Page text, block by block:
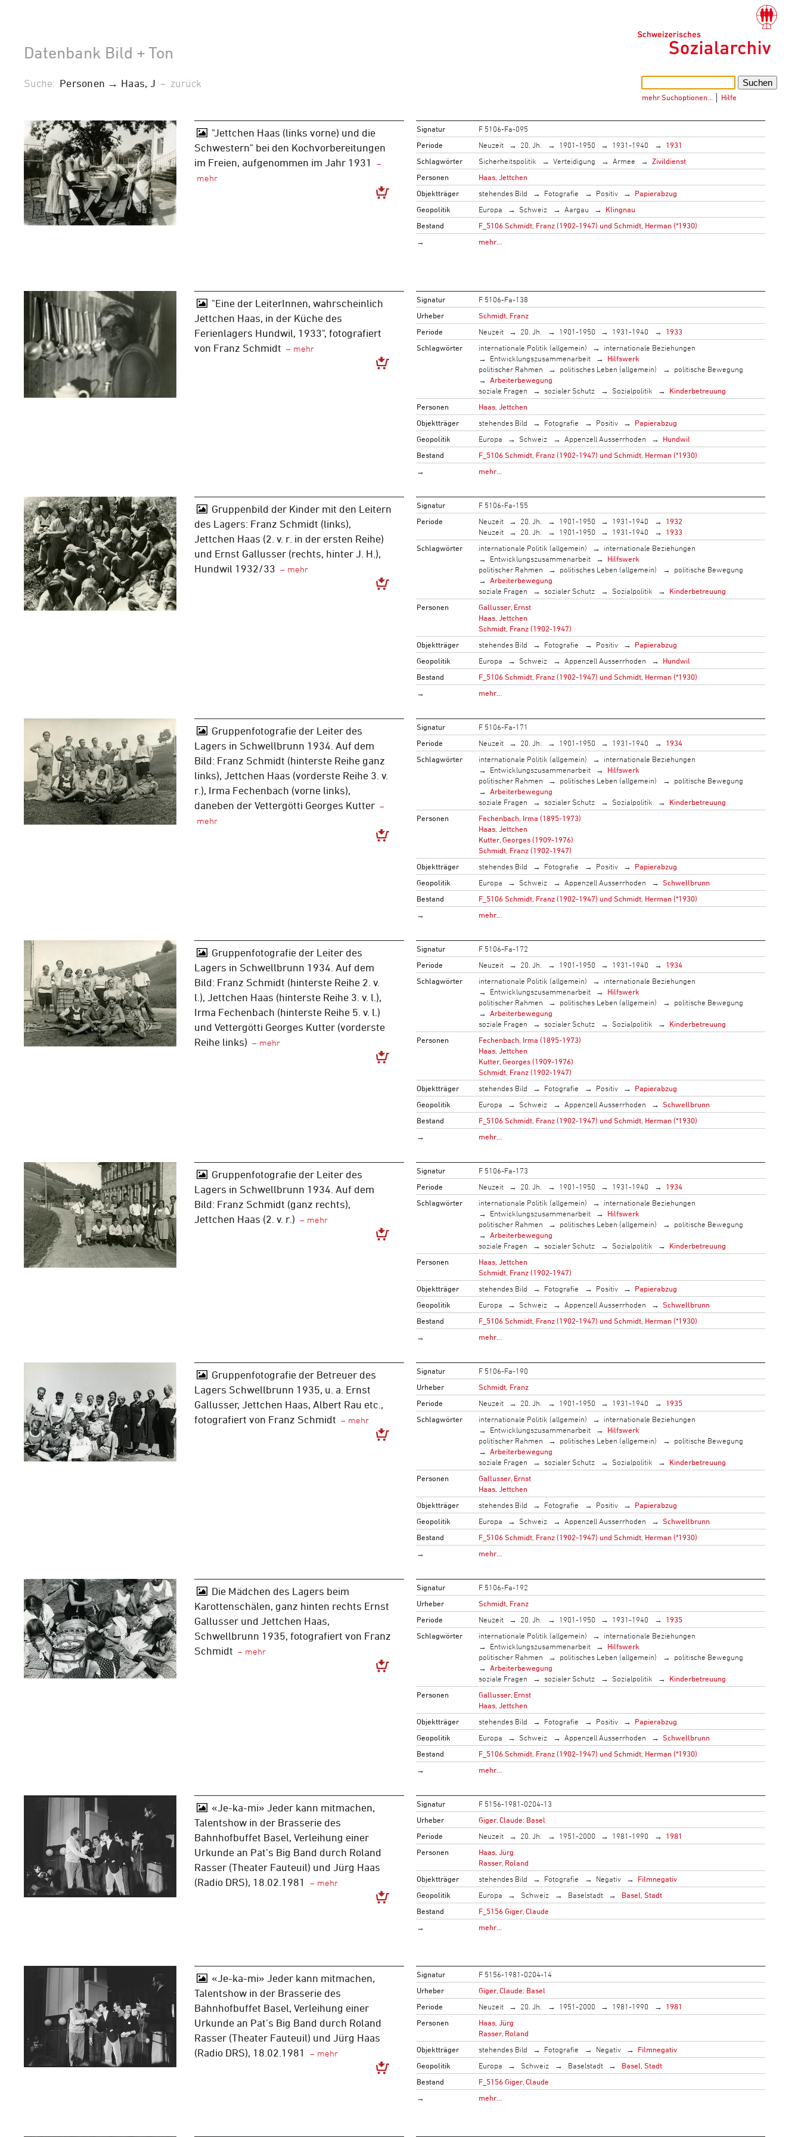
Datenbank Bild + Ton
mehr Suchoptionen… Hilfe
Suche: Personen → Haas, J – zurück
"Jettchen Haas (links vorne) und die
Schwestern" bei den Kochvorbereitungen
im Freien, aufgenommen im Jahr 1931
Signatur
F 5106-Fa-095
Periode
Neuzeit 20. Jh. 1901-1950 1931-1940
1931
Schlagwörter
Sicherheitspolitik Verteidigung Armee
Zivildienst
Personen
Haas, Jettchen
Objektträger
stehendes Bild Fotografie Positiv
Papierabzug
Geopolitik
Europa Schweiz Aargau
Klingnau
Bestand
F_5106 Schmidt, Franz (1902-1947) und Schmidt, Herman (*1930)
→
mehr…
"Eine der LeiterInnen, wahrscheinlich
Jettchen Haas, in der Küche des
Ferienlagers Hundwil, 1933", fotografiert
von Franz Schmidt
Signatur
F 5106-Fa-138
Urheber
Schmidt, Franz
Periode
Neuzeit 20. Jh. 1901-1950 1931-1940
1933
Schlagwörter
internationale Politik (allgemein)
internationale Beziehungen
Entwicklungszusammenarbeit
Hilfswerk
politischer Rahmen
politisches Leben (allgemein)
politische Bewegung
Arbeiterbewegung
soziale Fragen
sozialer Schutz Sozialpolitik
Kinderbetreuung
Personen
Haas, Jettchen
Objektträger
stehendes Bild Fotografie Positiv
Papierabzug
Geopolitik
Europa Schweiz Appenzell Ausserrhoden
Hundwil
Bestand
F_5106 Schmidt, Franz (1902-1947) und Schmidt, Herman (*1930)
→
mehr…
Gruppenbild der Kinder mit den Leitern
des Lagers: Franz Schmidt (links),
Jettchen Haas (2. v. r. in der ersten Reihe)
und Ernst Gallusser (rechts, hinter J. H.),
Hundwil 1932/33
Signatur
F 5106-Fa-155
Periode
Neuzeit 20. Jh. 1901-1950 1931-1940
1932
Neuzeit
20. Jh. 1901-1950 1931-1940
1933
Schlagwörter
internationale Politik (allgemein)
internationale Beziehungen
Entwicklungszusammenarbeit
Hilfswerk
politischer Rahmen
politisches Leben (allgemein)
politische Bewegung
Arbeiterbewegung
soziale Fragen
sozialer Schutz Sozialpolitik
Kinderbetreuung
Personen
Gallusser, Ernst
Haas, Jettchen
Schmidt, Franz (1902-1947)
Objektträger
stehendes Bild Fotografie Positiv
Papierabzug
Geopolitik
Europa Schweiz Appenzell Ausserrhoden
Hundwil
Bestand
F_5106 Schmidt, Franz (1902-1947) und Schmidt, Herman (*1930)
→
mehr…
Gruppenfotografie der Leiter des
Lagers in Schwellbrunn 1934. Auf dem
Bild: Franz Schmidt (hinterste Reihe ganz
links), Jettchen Haas (vorderste Reihe 3. v.
r.), Irma Fechenbach (vorne links),
daneben der Vettergötti Georges Kutter
Signatur
F 5106-Fa-171
Periode
Neuzeit 20. Jh. 1901-1950 1931-1940
1934
Schlagwörter
internationale Politik (allgemein)
internationale Beziehungen
Entwicklungszusammenarbeit
Hilfswerk
politischer Rahmen
politisches Leben (allgemein)
politische Bewegung
Arbeiterbewegung
soziale Fragen
sozialer Schutz Sozialpolitik
Kinderbetreuung
Personen
Fechenbach, Irma (1895-1973)
Haas, Jettchen
Kutter, Georges (1909-1976)
Schmidt, Franz (1902-1947)
Objektträger
stehendes Bild Fotografie Positiv
Papierabzug
Geopolitik
Europa Schweiz Appenzell Ausserrhoden
Schwellbrunn
Bestand
F_5106 Schmidt, Franz (1902-1947) und Schmidt, Herman (*1930)
→
mehr…
Gruppenfotografie der Leiter des
Lagers in Schwellbrunn 1934. Auf dem
Bild: Franz Schmidt (hinterste Reihe 2. v.
l.), Jettchen Haas (hinterste Reihe 3. v. l.),
Irma Fechenbach (hinterste Reihe 5. v. l.)
und Vettergötti Georges Kutter (vorderste
Reihe links)
Signatur
F 5106-Fa-172
Periode
Neuzeit 20. Jh. 1901-1950 1931-1940
1934
Schlagwörter
internationale Politik (allgemein)
internationale Beziehungen
Entwicklungszusammenarbeit
Hilfswerk
politischer Rahmen
politisches Leben (allgemein)
politische Bewegung
Arbeiterbewegung
soziale Fragen
sozialer Schutz Sozialpolitik
Kinderbetreuung
Personen
Fechenbach, Irma (1895-1973)
Haas, Jettchen
Kutter, Georges (1909-1976)
Schmidt, Franz (1902-1947)
Objektträger
stehendes Bild Fotografie Positiv
Papierabzug
Geopolitik
Europa Schweiz Appenzell Ausserrhoden
Schwellbrunn
Bestand
F_5106 Schmidt, Franz (1902-1947) und Schmidt, Herman (*1930)
→
mehr…
Gruppenfotografie der Leiter des
Lagers in Schwellbrunn 1934. Auf dem
Bild: Franz Schmidt (ganz rechts),
Jettchen Haas (2. v. r.)
Signatur
F 5106-Fa-173
Periode
Neuzeit 20. Jh. 1901-1950 1931-1940
1934
Schlagwörter
internationale Politik (allgemein)
internationale Beziehungen
Entwicklungszusammenarbeit
Hilfswerk
politischer Rahmen
politisches Leben (allgemein)
politische Bewegung
Arbeiterbewegung
soziale Fragen
sozialer Schutz Sozialpolitik
Kinderbetreuung
Personen
Haas, Jettchen
Schmidt, Franz (1902-1947)
Objektträger
stehendes Bild Fotografie Positiv
Papierabzug
Geopolitik
Europa Schweiz Appenzell Ausserrhoden
Schwellbrunn
Bestand
F_5106 Schmidt, Franz (1902-1947) und Schmidt, Herman (*1930)
→
mehr…
Gruppenfotografie der Betreuer des
Lagers Schwellbrunn 1935, u. a. Ernst
Gallusser, Jettchen Haas, Albert Rau etc.,
fotografiert von Franz Schmidt
Signatur
F 5106-Fa-190
Urheber
Schmidt, Franz
Periode
Neuzeit 20. Jh. 1901-1950 1931-1940
1935
Schlagwörter
internationale Politik (allgemein)
internationale Beziehungen
Entwicklungszusammenarbeit
Hilfswerk
politischer Rahmen
politisches Leben (allgemein)
politische Bewegung
Arbeiterbewegung
soziale Fragen
sozialer Schutz Sozialpolitik
Kinderbetreuung
Personen
Gallusser, Ernst
Haas, Jettchen
Objektträger
stehendes Bild Fotografie Positiv
Papierabzug
Geopolitik
Europa Schweiz Appenzell Ausserrhoden
Schwellbrunn
Bestand
F_5106 Schmidt, Franz (1902-1947) und Schmidt, Herman (*1930)
→
mehr…
Die Mädchen des Lagers beim
Karottenschälen, ganz hinten rechts Ernst
Gallusser und Jettchen Haas,
Schwellbrunn 1935, fotografiert von Franz
Schmidt
Signatur
F 5106-Fa-192
Urheber
Schmidt, Franz
Periode
Neuzeit 20. Jh. 1901-1950 1931-1940
1935
Schlagwörter
internationale Politik (allgemein)
internationale Beziehungen
Entwicklungszusammenarbeit
Hilfswerk
politischer Rahmen
politisches Leben (allgemein)
politische Bewegung
Arbeiterbewegung
soziale Fragen
sozialer Schutz Sozialpolitik
Kinderbetreuung
Personen
Gallusser, Ernst
Haas, Jettchen
Objektträger
stehendes Bild Fotografie Positiv
Papierabzug
Geopolitik
Europa Schweiz Appenzell Ausserrhoden
Schwellbrunn
Bestand
F_5106 Schmidt, Franz (1902-1947) und Schmidt, Herman (*1930)
→
mehr…
«Je-ka-mi» Jeder kann mitmachen,
Talentshow in der Brasserie des
Bahnhofbuffet Basel, Verleihung einer
Urkunde an Pat’s Big Band durch Roland
Rasser (Theater Fauteuil) und Jürg Haas
(Radio DRS), 18.02.1981
Signatur
F 5156-1981-0204-13
Urheber
Giger, Claude: Basel
Periode
Neuzeit 20. Jh. 1951-2000 1981-1990
1981
Personen
Haas, Jürg
Rasser, Roland
Objektträger
stehendes Bild Fotografie Negativ
Filmnegativ
Geopolitik
Europa Schweiz Baselstadt
Basel, Stadt
Bestand
F_5156 Giger, Claude
→
mehr…
«Je-ka-mi» Jeder kann mitmachen,
Talentshow in der Brasserie des
Bahnhofbuffet Basel, Verleihung einer
Urkunde an Pat’s Big Band durch Roland
Rasser (Theater Fauteuil) und Jürg Haas
(Radio DRS), 18.02.1981
Signatur
F 5156-1981-0204-14
Urheber
Giger, Claude: Basel
Periode
Neuzeit 20. Jh. 1951-2000 1981-1990
1981
Personen
Haas, Jürg
Rasser, Roland
Objektträger
stehendes Bild Fotografie Negativ
Filmnegativ
Geopolitik
Europa Schweiz Baselstadt
Basel, Stadt
Bestand
F_5156 Giger, Claude
→
mehr…